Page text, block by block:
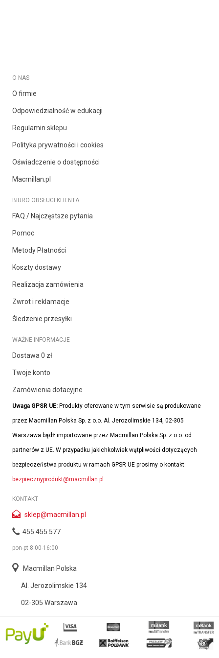
O NAS
O firmie
Odpowiedzialność w edukacji
Regulamin sklepu
Polityka prywatności i cookies
Oświadczenie o dostępności
Macmillan.pl
BIURO OBSŁUGI KLIENTA
FAQ / Najczęstsze pytania
Pomoc
Metody Płatności
Koszty dostawy
Realizacja zamówienia
Zwrot i reklamacje
Śledzenie przesyłki
WAŻNE INFORMACJE
Dostawa 0 zł
Twoje konto
Zamówienia dotacyjne
Uwaga GPSR UE: Produkty oferowane w tym serwisie są produkowane
przez Macmillan Polska Sp. z o.o. Al. Jerozolimskie 134, 02-305
Warszawa bądź importowane przez Macmillan Polska Sp. z o.o. od
partnerów z UE. W przypadku jakichkolwiek wątpliwości dotyczących
bezpieczeństwa produktu w ramach GPSR UE prosimy o kontakt:
bezpiecznyprodukt@macmillan.pl
KONTAKT
sklep@macmillan.pl
455 455 577
pon-pt 8:00-16:00
Macmillan Polska
Al. Jerozolimskie 134
02-305 Warszawa